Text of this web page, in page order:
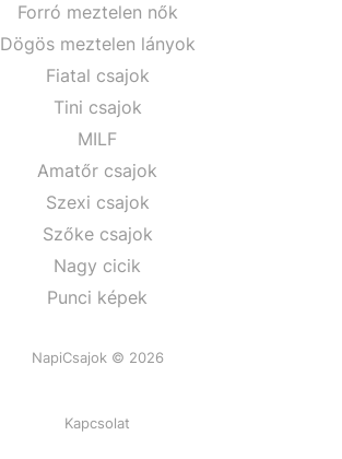
Forró meztelen nők
Dögös meztelen lányok
Fiatal csajok
Tini csajok
MILF
Amatőr csajok
Szexi csajok
Szőke csajok
Nagy cicik
Punci képek
NapiCsajok © 2026
Kapcsolat